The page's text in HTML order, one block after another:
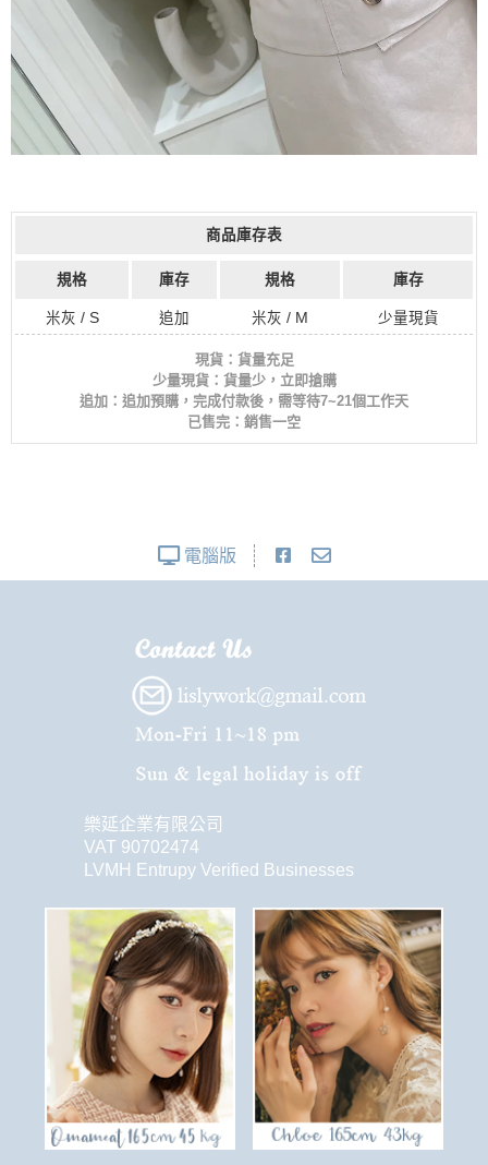
商品庫存表
規格 庫存 規格 庫存
米灰 / S 追加 米灰 / M 少量現貨
現貨：貨量充足
少量現貨：貨量少，立即搶購
追加：追加預購，完成付款後，需等待7~21個工作天
已售完：銷售一空
電腦版
樂延企業有限公司
VAT 90702474
LVMH Entrupy Verified Businesses